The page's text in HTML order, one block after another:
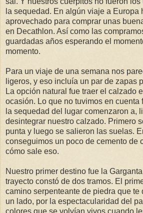
la sequedad. En algún viaje a Europa
aprovechado para comprar unas
en Decathlon. Así como las
guardadas años esperando el
momento.
Para un viaje de una semana nos
ligeros, y eso incluía un par de zapas
La opción natural fue traer el calzado
ocasión. Lo que no tuvimos en cuenta
la sequedad del lugar comenzaron a,
desintegrar nuestro calzado. Primero
punta y luego se salieron las suelas.
conseguimos un poco de cemento de
cómo sale eso.
Nuestro primer destino fue la
trayecto constó de dos tramos. El
camino serpenteante de piedra que te
un lado, por la espectacularidad del
colores que se volvían vivos cuando